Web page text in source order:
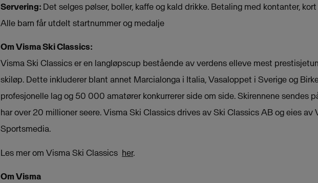
Servering: Det selges pølser, boller, kaffe og kald drikke. Betaling med kontanter,
Alle barn får utdelt startnummer og medalje
Om Visma Ski Classics:
Visma Ski Classics er en langløpscup bestående av verdens elleve mest
skiløp. Dette inkluderer blant annet Marcialonga i Italia, Vasaloppet i Sverige og
profesjonelle lag og 50 000 amatører konkurrerer side om side. Skirennene sendes
har over 20 millioner seere. Visma Ski Classics drives av Ski Classics AB og eies av
Sportsmedia.
Les mer om Visma Ski Classics her.
Om Visma